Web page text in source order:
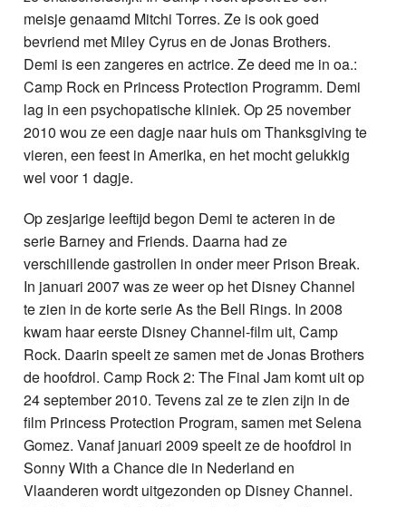
meisje genaamd Mitchi Torres. Ze is ook goed
bevriend met Miley Cyrus en de Jonas Brothers.
Demi is een zangeres en actrice. Ze deed me in oa.:
Camp Rock en Princess Protection Programm. Demi
lag in een psychopatische kliniek. Op 25 november
2010 wou ze een dagje naar huis om Thanksgiving te
vieren, een feest in Amerika, en het mocht gelukkig
wel voor 1 dagje.
Op zesjarige leeftijd begon Demi te acteren in de
serie Barney and Friends. Daarna had ze
verschillende gastrollen in onder meer Prison Break.
In januari 2007 was ze weer op het Disney Channel
te zien in de korte serie As the Bell Rings. In 2008
kwam haar eerste Disney Channel-film uit, Camp
Rock. Daarin speelt ze samen met de Jonas Brothers
de hoofdrol. Camp Rock 2: The Final Jam komt uit op
24 september 2010. Tevens zal ze te zien zijn in de
film Princess Protection Program, samen met Selena
Gomez. Vanaf januari 2009 speelt ze de hoofdrol in
Sonny With a Chance die in Nederland en
Vlaanderen wordt uitgezonden op Disney Channel.